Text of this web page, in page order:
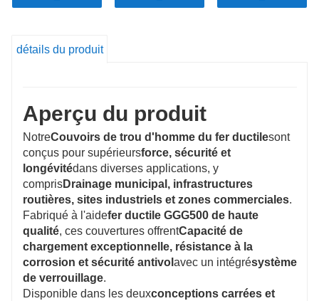
texturéconception antidérapanteAméliore la
enDimensions carrées, rondes et
Applications polyvalentes
- Idéal pour
municipaux, industriels, commerciaux et de
drainage routier.
détails du produit
Aperçu du produit
NotreCouvoirs de trou d'homme du fer ductilesont
conçus pour supérieursforce, sécurité et
longévitédans diverses applications, y
comprisDrainage municipal, infrastructures
routières, sites industriels et zones commerciales.
Fabriqué à l'aidefer ductile GGG500 de haute
qualité, ces couvertures offrentCapacité de
chargement exceptionnelle, résistance à la
corrosion et sécurité antivol avec un intégrésystème
de verrouillage.
Disponible dans les deuxconceptions carrées et